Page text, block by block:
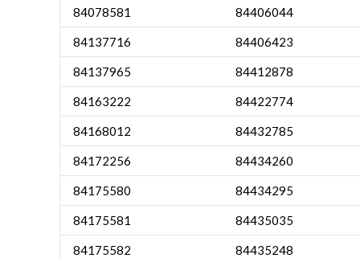
84078581 84406044
84137716 84406423
84137965 84412878
84163222 84422774
84168012 84432785
84172256 84434260
84175580 84434295
84175581 84435035
84175582 84435248